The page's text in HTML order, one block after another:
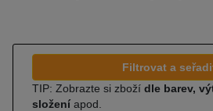
Filtrovat a
TIP: Zobrazte si zboží dle barev,
složení apod.